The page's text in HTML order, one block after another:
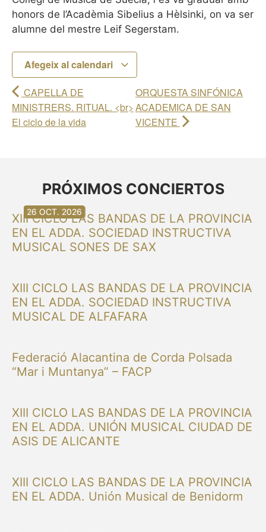
honors de l’Acadèmia Sibelius a Hèlsinki, on va ser
alumne del mestre Leif Segerstam.
Afegeix al calendari
CAPELLA DE
MINISTRERS. RITUAL. <br>
El ciclo de la vida
ORQUESTA SINFÓNICA
ACADEMICA DE SAN
VICENTE
PRÓXIMOS CONCIERTOS
XIII CICLO LAS BANDAS DE LA PROVINCIA
EN EL ADDA. SOCIEDAD INSTRUCTIVA
MUSICAL SONES DE SAX
30 AG. 2026
XIII CICLO LAS BANDAS DE LA PROVINCIA
EN EL ADDA. SOCIEDAD INSTRUCTIVA
MUSICAL DE ALFAFARA
30 AG. 2026
Federació Alacantina de Corda Polsada
“Mar i Muntanya” – FACP
13 SET. 2026
XIII CICLO LAS BANDAS DE LA PROVINCIA
EN EL ADDA. UNIÓN MUSICAL CIUDAD DE
ASIS DE ALICANTE
20 SET. 2026
XIII CICLO LAS BANDAS DE LA PROVINCIA
EN EL ADDA. Unión Musical de Benidorm
20 SET. 2026
26 SET. 2026
03 OCT. 2026
16 OCT. 2026
26 OCT. 2026